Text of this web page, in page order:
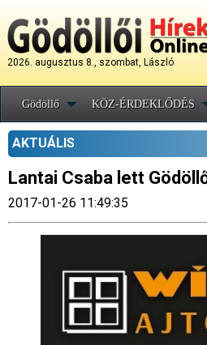
2026. augusztus 8., szombat, László
Gödöllő KÖZ-ÉRDEKLŐDÉS
AKTUÁLIS
Lantai Csaba lett
2017-01-26 11:49:35